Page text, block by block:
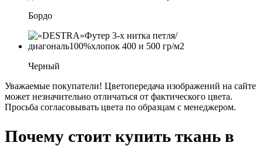
Бордо
Черный
Уважаемые покупатели! Цветопередача изображений на сайте
может незначительно отличаться от фактического цвета.
Просьба согласовывать цвета по образцам с менеджером.
Почему стоит купить ткань в